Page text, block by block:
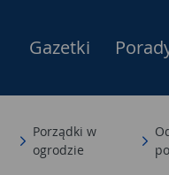
Gazetki
Porządki w
ogrodzie